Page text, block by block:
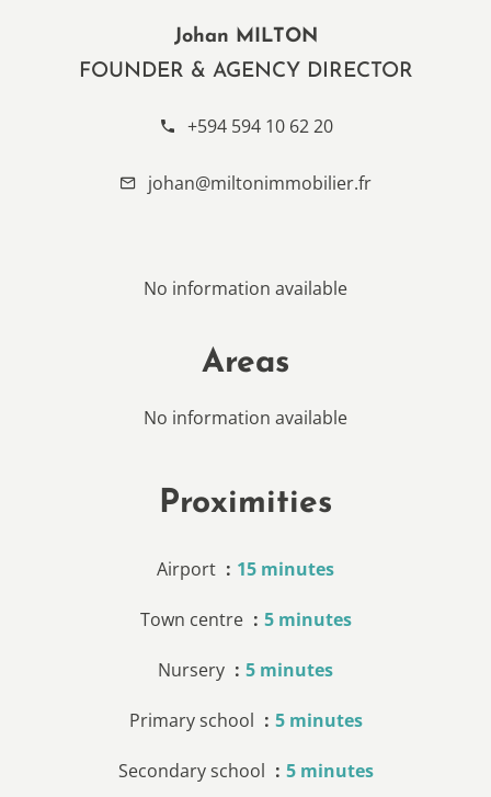
Johan MILTON
FOUNDER & AGENCY DIRECTOR
+594 594 10 62 20
johan@miltonimmobilier.fr
No information available
Areas
No information available
Proximities
Airport 15 minutes
Town centre 5 minutes
Nursery 5 minutes
Primary school 5 minutes
Secondary school 5 minutes